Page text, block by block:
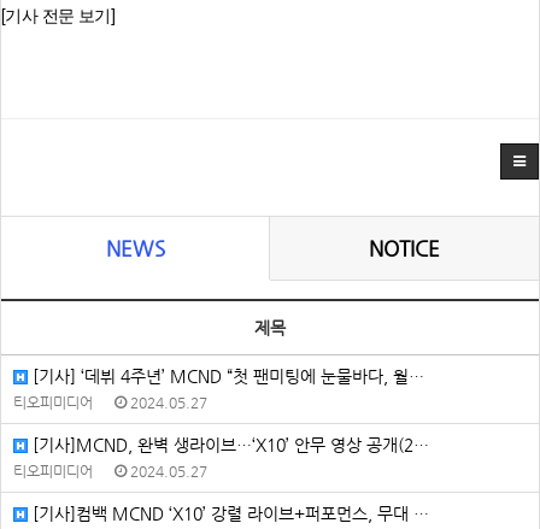
[기사 전문 보기]
NEWS NOTICE
제목
[기사] ‘데뷔 4주년’ MCND “첫 팬미팅에 눈물바다, 월…
티오피미디어 2024.05.27
[기사]MCND, 완벽 생라이브…‘X10’ 안무 영상 공개(2…
티오피미디어 2024.05.27
[기사]컴백 MCND ‘X10’ 강렬 라이브+퍼포먼스, 무대 …